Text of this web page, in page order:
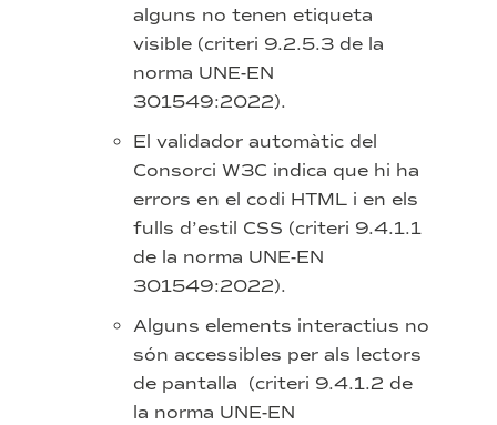
alguns no tenen etiqueta
visible (criteri 9.2.5.3 de la
norma UNE-EN
301549:2022).
El validador automàtic del
Consorci W3C indica que hi ha
errors en el codi HTML i en els
fulls d’estil CSS (criteri 9.4.1.1
de la norma UNE-EN
301549:2022).
Alguns elements interactius no
són accessibles per als lectors
de pantalla (criteri 9.4.1.2 de
la norma UNE-EN